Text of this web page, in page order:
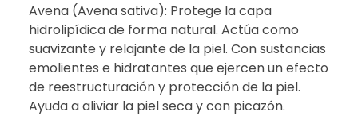
Avena (Avena sativa): Protege la capa
hidrolipídica de forma natural. Actúa como
suavizante y relajante de la piel. Con sustancias
emolientes e hidratantes que ejercen un efecto
de reestructuración y protección de la piel.
Ayuda a aliviar la piel seca y con picazón.